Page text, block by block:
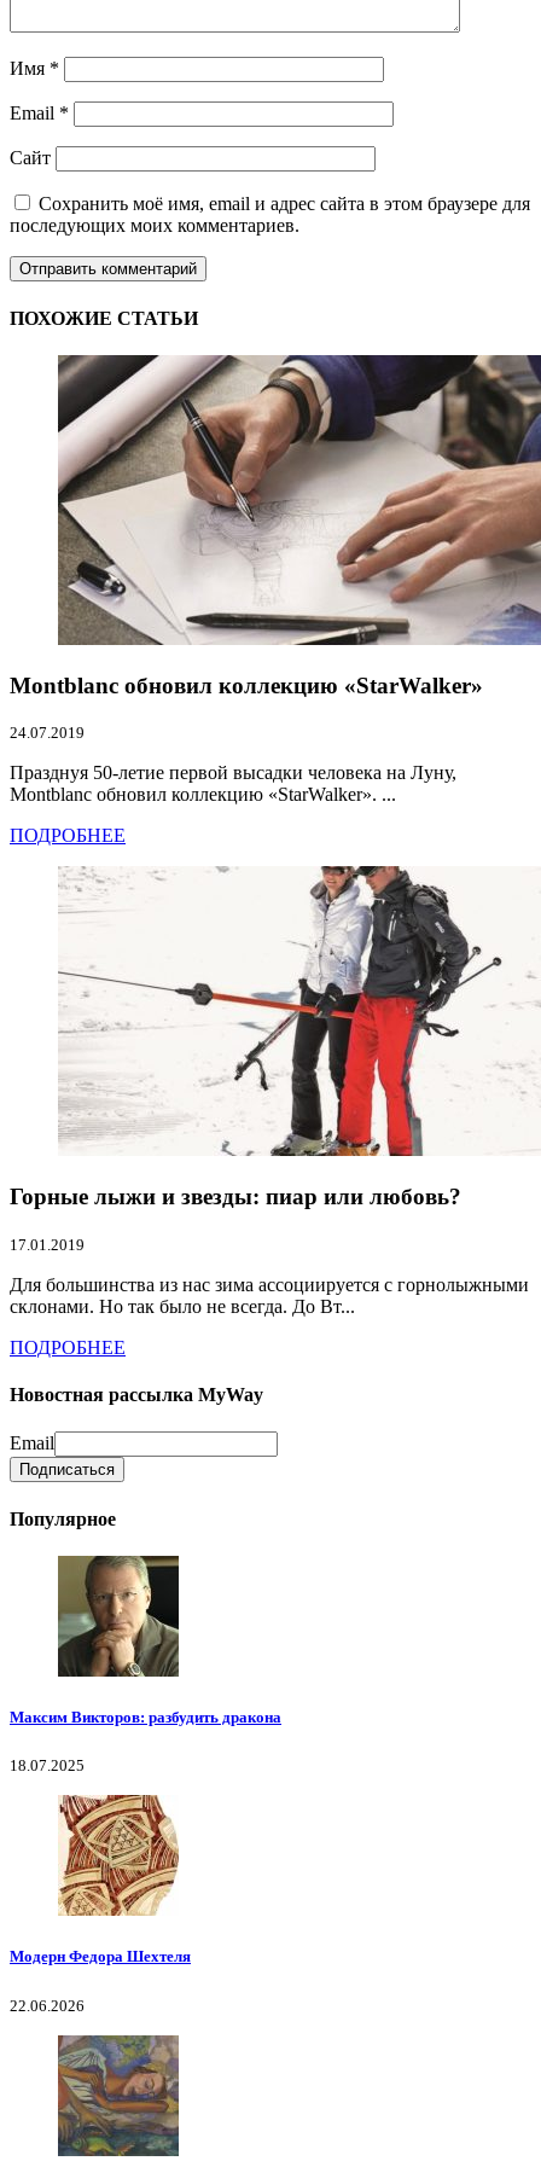
Имя *
Email *
Сайт
Сохранить моё имя, email и адрес сайта в этом браузере для
последующих моих комментариев.
ПОХОЖИЕ СТАТЬИ
Montblanc обновил коллекцию «StarWalker»
24.07.2019
Празднуя 50-летие первой высадки человека на Луну,
Montblanc обновил коллекцию «StarWalker». ...
ПОДРОБНЕЕ
Горные лыжи и звезды: пиар или любовь?
17.01.2019
Для большинства из нас зима ассоциируется с горнолыжными
склонами. Но так было не всегда. До Вт...
ПОДРОБНЕЕ
Новостная рассылка MyWay
Email
Популярное
Максим Викторов: разбудить дракона
18.07.2025
Модерн Федора Шехтеля
22.06.2026